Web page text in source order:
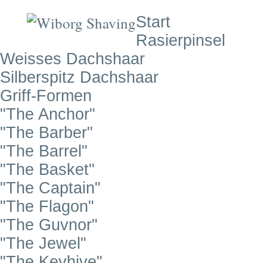
Start
Rasierpinsel
Weisses Dachshaar
Silberspitz Dachshaar
Griff-Formen
"The Anchor"
"The Barber"
"The Barrel"
"The Basket"
"The Captain"
"The Flagon"
"The Guvnor"
"The Jewel"